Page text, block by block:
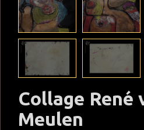
Collage René
Meulen